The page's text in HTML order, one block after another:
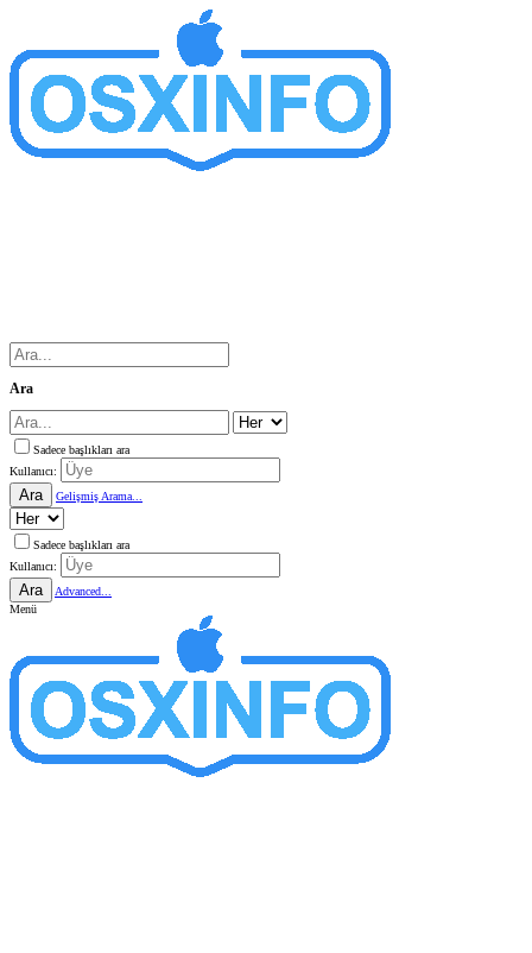
Ara
Sadece başlıkları ara
Kullanıcı:
Ara Gelişmiş Arama...
Sadece başlıkları ara
Kullanıcı:
Ara
Advanced...
Menü